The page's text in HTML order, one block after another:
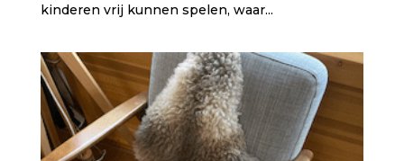
kinderen vrij kunnen spelen, waar...